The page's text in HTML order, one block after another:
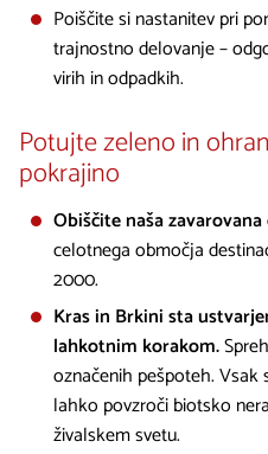
Poiščite si nastanitev pri
trajnostno delovanje –
virih in odpadkih.
Potujte zeleno in
pokrajino
Obiščite naša
celotnega območja
2000.
Kras in Brkini sta
lahkotnim korakom.
označenih pešpoteh. Vsak
lahko povzroči biotsko
živalskem svetu.